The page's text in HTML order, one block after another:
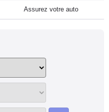
Assurez votre auto